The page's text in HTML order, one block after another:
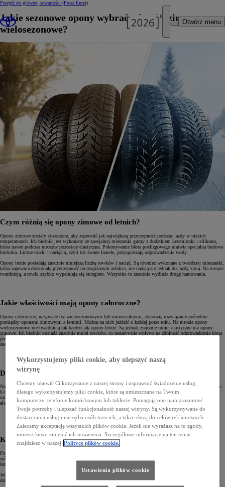
Przejdź do głównej zawartości (Press Enter)
Otwórz menu
Jakie sezonowe opony wybrać – letnie, zimowe czy
wielosezonowe?
Czym różnią się opony zimowe od letnich?
Opony zimowe zostały stworzone, aby zapewnić jak największą przyczepność podczas jazdy w niskich
temperaturach. Ich bieżnik jest wykonany ze specjalnej mieszanki gumy z dodatkiem krzemionki i silikonu,
która nawet podczas mrozów pozostaje elastyczna. Pokonywanie błota poślizgowego ułatwia specjalna budowa
bieżnika. Liczne rowki i nacięcia, czyli tak zwane lamele, przyspieszają odprowadzanie wody.
Opony letnie posiadają znacznie mniejszą liczbę rowków i nacięć. Są również wykonane z twardszej mieszanki,
która zapewnia doskonałą przyczepność na rozgrzanym asfalcie, nie nadają się jednak do jazdy zimą. Na mrozie
twardnieją, a rowki szybko wypełniają się śniegiem. Wszystko to znacznie wydłuża drogę hamowania.
Jakie właściwości mają opony całoroczne?
Opony całoroczne, nazywane też wielosezonowymi lub uniwersalnymi, stanowią rozwiązanie pośrednie
pomiędzy oponami zimowymi a letnimi. Można na nich jeździć o każdej porze roku. Na mrozie opony
wielosezonowe nie twardnieją tak bardzo jak opony letnie. Są jednak znacznie mniej elastyczne niż opony
zimowe. Ich bieżnik posiada znacznie mniej rowków, co negatywnie wpływa na zdolność odprowadzania błota
poślizgowego. Latem opony wielosezonowe szybciej się zużywają. Nie radzą sobie też tak dobrze podczas
deszczów jak opony letnie.
Dla kogo opony całoroczne będą najlepsze?
Nad zakupem opon wielosezonowych mogą zastanowić się kierowcy, którzy w ciągu roku pokonują jedynie 5–
6 tysięcy kilometrów. Jeżeli ich auto posiada niską moc i poruszają się głównie w mieście, a w zimowych
miesiącach unikają jazdy w trudnych warunkach atmosferycznych, opony całoroczne mogą stać się ciekawą
alternatywą dla tych, którzy nie chcą korzystać z dwóch zestawów dedykowanych opon sezonowych.
Kto powinien wybrać opony sezonowe, czyli letnie lub zimowe?
Pozostali kierowcy, zwłaszcza ci, których auta osiągają wyższe przebiegi roczne, poruszają się w bardziej
zróżnicowanym terenie i preferują dynamiczniejszą jazdę, najpewniej poczują się na dedykowanych oponach
letnich i zimowych. Oferują one większą kontrolę i zdecydowanie krótszą drogę hamowania.
Jeśli zdecydujesz się na rozwiązanie sezonowe, warto rozważyć
dobrane do konkretnego modelu i rocznika, razem z felgą i czujnikiem ciśnienia.
Wykorzystujemy pliki cookie, aby ulepszyć naszą
witrynę
Chcemy ułatwić Ci korzystanie z naszej strony i usprawnić świadczenie usług,
dlatego wykorzystujemy pliki cookie, które są umieszczane na Twoim
komputerze, telefonie komórkowym lub tablecie. Pomagają one nam zrozumieć
Twoje potrzeby i ulepszać funkcjonalność naszej witryny. Są wykorzystywane do
dostarczania usług i narzędzi osób trzecich, a także służą do celów reklamowych.
Zalecamy akceptację wszystkich plików cookie. Jeżeli nie wyrażasz na to zgody,
możesz łatwo zmienić ich ustawienia. Szczegółowe informacje na ten temat
znajdziesz w naszej Polityce plików cookie.
Ustawienia plików cookie